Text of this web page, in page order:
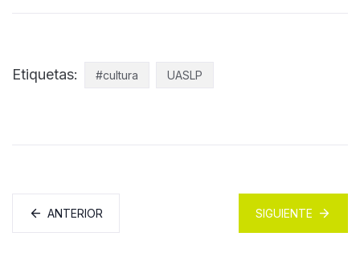
Etiquetas: #cultura UASLP
ANTERIOR SIGUIENTE